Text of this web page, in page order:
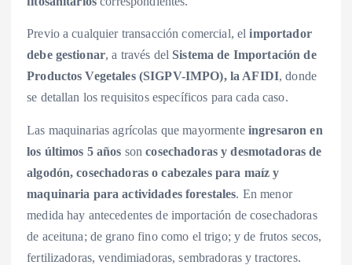
Previo a cualquier transacción comercial, elimportador
debe gestionar, a través del Sistema de Importación de
Productos Vegetales (SIGPV-IMPO), la AFIDI, donde
se detallan los requisitos específicos para cada caso.
Las maquinarias agrícolas que mayormente ingresaron en
los últimos 5 años soncosechadoras y desmotadoras de
algodón, cosechadoras o cabezales para maíz y
maquinaria para actividades forestales. En menor
medida hay antecedentes de importación de cosechadoras
de aceituna; de grano fino como el trigo; y de frutos secos,
fertilizadoras, vendimiadoras, sembradoras y tractores.